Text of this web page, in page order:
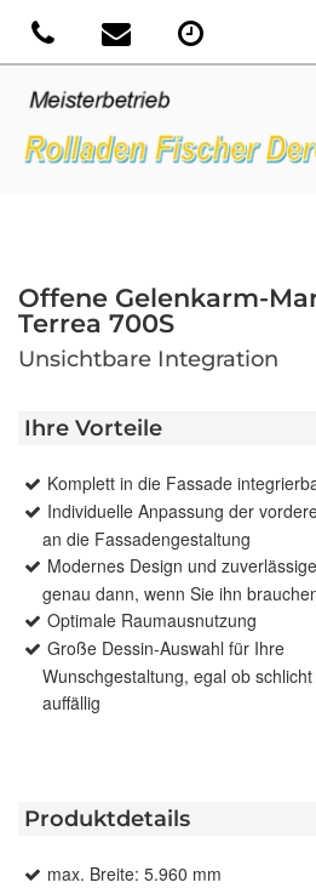
Offene Gelenkarm-
Terrea 700S
Unsichtbare Integration
Ihre Vorteile
Komplett in die Fassade
Individuelle Anpassung der
an die Fassadengestaltung
Modernes Design und
genau dann, wenn Sie ihn
Optimale Raumausnutzung
Große Dessin-Auswahl für Ihre
Wunschgestaltung, egal ob
auffällig
Produktdetails
max. Breite: 5.960 mm